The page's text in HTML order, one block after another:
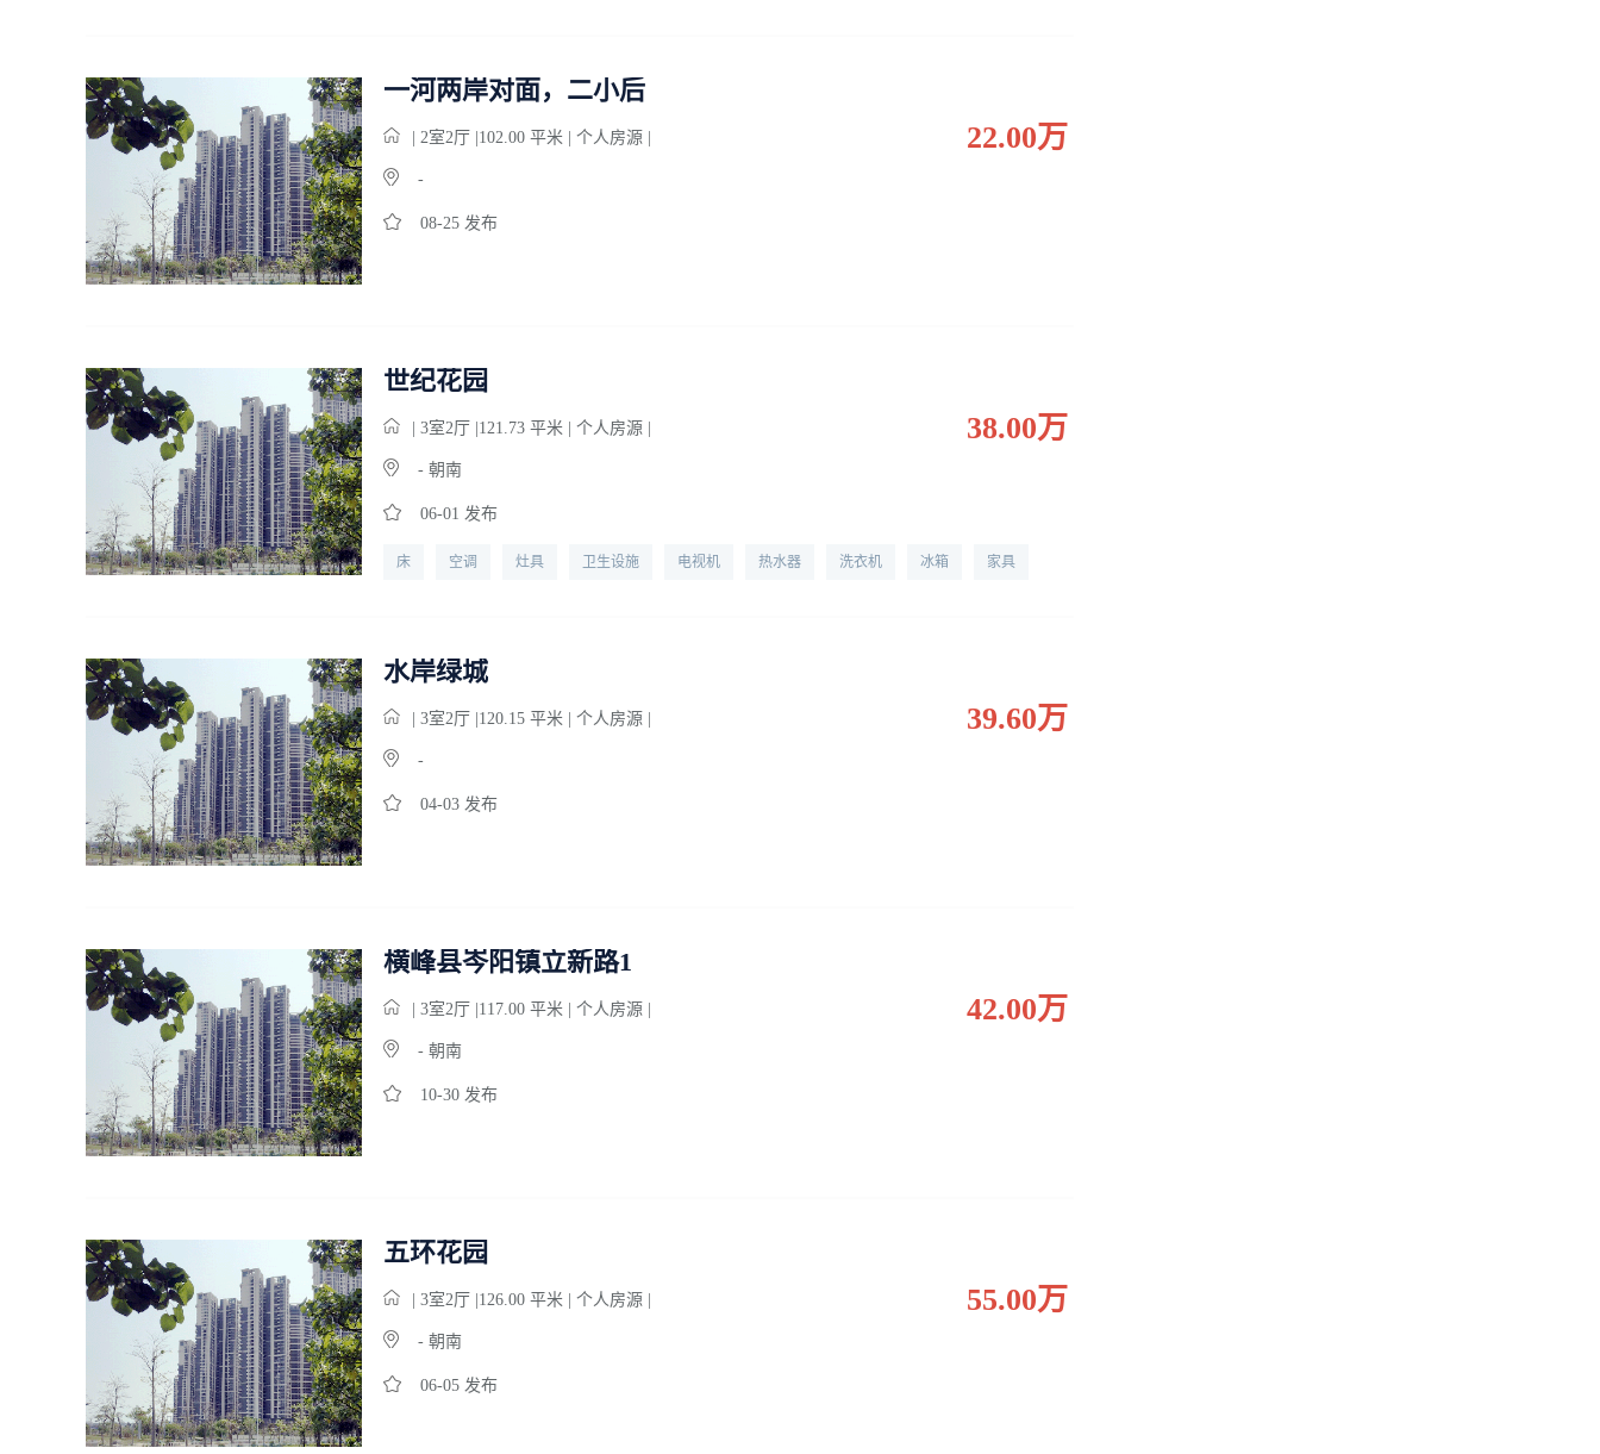
一河两岸对面，二小后
| 2室2厅 |102.00 平米 | 个人房源 |
-
08-25 发布
22.00万
世纪花园
| 3室2厅 |121.73 平米 | 个人房源 |
- 朝南
06-01 发布
床 空调 灶具 卫生设施 电视机 热水器 洗衣机 冰箱 家具
38.00万
水岸绿城
| 3室2厅 |120.15 平米 | 个人房源 |
-
04-03 发布
39.60万
横峰县岑阳镇立新路1
| 3室2厅 |117.00 平米 | 个人房源 |
- 朝南
10-30 发布
42.00万
五环花园
| 3室2厅 |126.00 平米 | 个人房源 |
- 朝南
06-05 发布
55.00万